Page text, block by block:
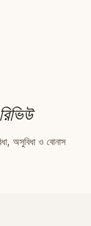
অসুবিধা ও বোনাস